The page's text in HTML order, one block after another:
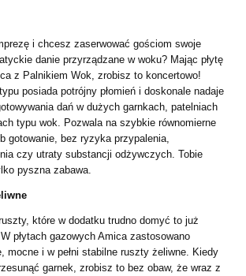
i chcesz zaserwować gościom swoje
danie przyrządzane w woku? Mając płytę
z Palnikiem Wok, zrobisz to koncertowo!
posiada potrójny płomień i doskonale nadaje
dań w dużych garnkach, patelniach
typu wok. Pozwala na szybkie równomierne
gotowanie, bez ryzyka przypalenia,
czy utraty substancji odżywczych. Tobie
pyszna zabawa.
które w dodatku trudno domyć to już
płytach gazowych Amica zastosowano
mocne i w pełni stabilne ruszty żeliwne. Kiedy
garnek, zrobisz to bez obaw, że wraz z